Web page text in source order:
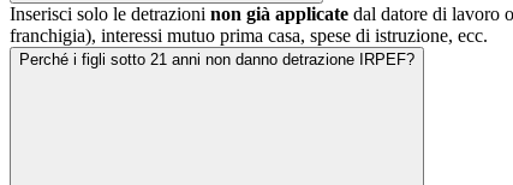
Inserisci solo le detrazioni non già applicate dal datore di lavoro
franchigia), interessi mutuo prima casa, spese di istruzione, ecc.
Perché i figli sotto 21 anni non danno detrazione IRPEF?